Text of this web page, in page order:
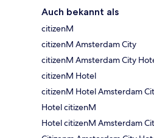
Auch bekannt als
citizenM
citizenM Amsterdam City
citizenM Amsterdam City
citizenM Hotel
citizenM Hotel Amsterdam
Hotel citizenM
Hotel citizenM Amsterdam